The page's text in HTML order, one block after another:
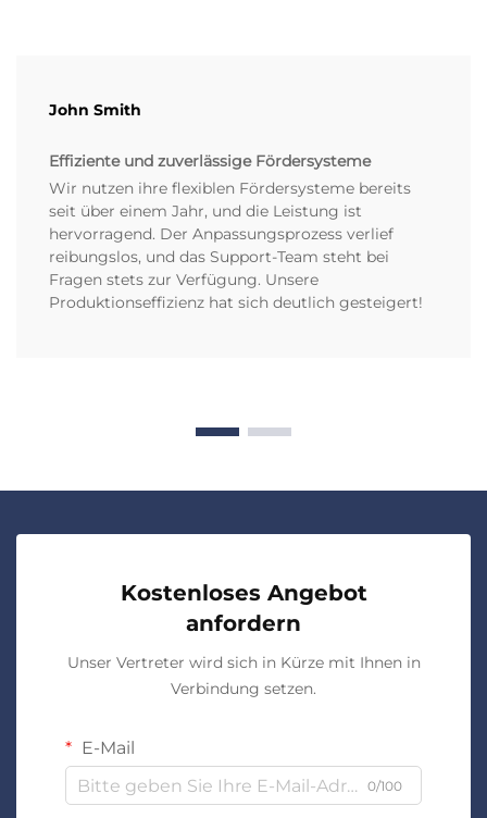
John Smith
Effiziente und zuverlässige Fördersysteme
Wir nutzen ihre flexiblen Fördersysteme bereits
seit über einem Jahr, und die Leistung ist
hervorragend. Der Anpassungsprozess verlief
reibungslos, und das Support-Team steht bei
Fragen stets zur Verfügung. Unsere
Produktionseffizienz hat sich deutlich gesteigert!
Kostenloses Angebot
anfordern
Unser Vertreter wird sich in Kürze mit Ihnen in
Verbindung setzen.
E-Mail
0/100